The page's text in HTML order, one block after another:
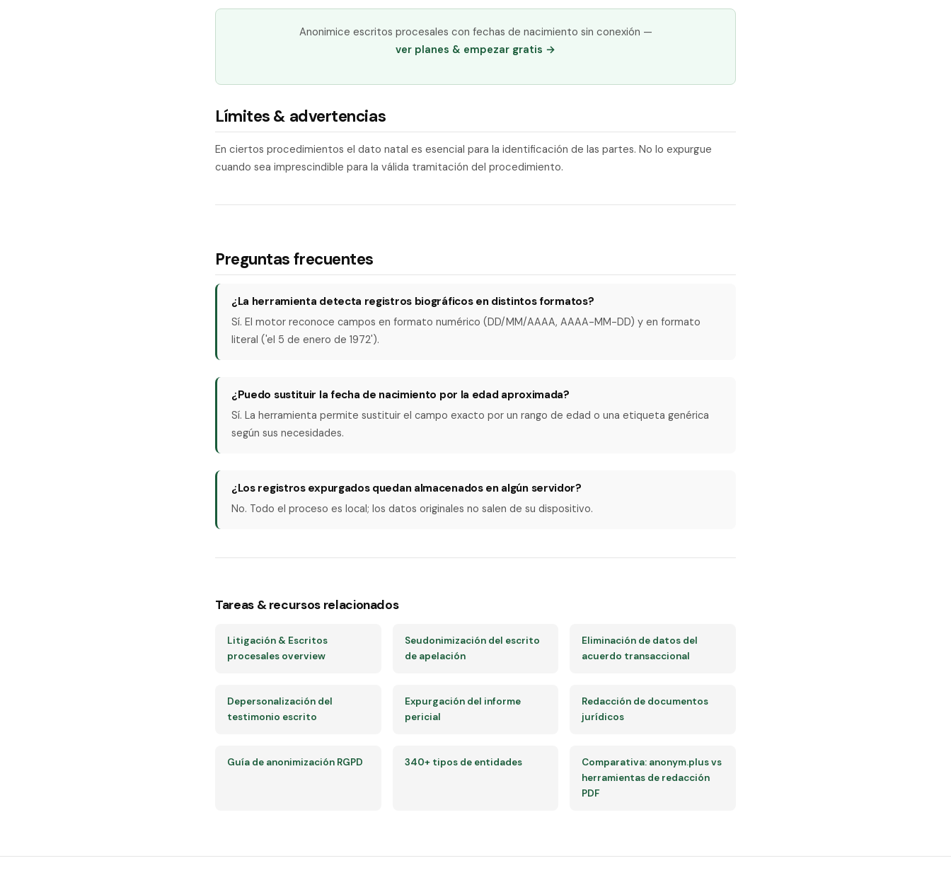
Anonimice escritos procesales con fechas de nacimiento sin conexión —
ver planes & empezar gratis →
Límites & advertencias
En ciertos procedimientos el dato natal es esencial para la identificación de las partes. No lo expurgue
cuando sea imprescindible para la válida tramitación del procedimiento.
Preguntas frecuentes
¿La herramienta detecta registros biográficos en distintos formatos?
Sí. El motor reconoce campos en formato numérico (DD/MM/AAAA, AAAA-MM-DD) y en formato
literal ('el 5 de enero de 1972').
¿Puedo sustituir la fecha de nacimiento por la edad aproximada?
Sí. La herramienta permite sustituir el campo exacto por un rango de edad o una etiqueta genérica
según sus necesidades.
¿Los registros expurgados quedan almacenados en algún servidor?
No. Todo el proceso es local; los datos originales no salen de su dispositivo.
Tareas & recursos relacionados
Litigación & Escritos
procesales overview
Seudonimización del escrito
de apelación
Eliminación de datos del
acuerdo transaccional
Depersonalización del
testimonio escrito
Expurgación del informe
pericial
Redacción de documentos
jurídicos
Guía de anonimización RGPD 340+ tipos de entidades
Comparativa: anonym.plus vs
herramientas de redacción
PDF